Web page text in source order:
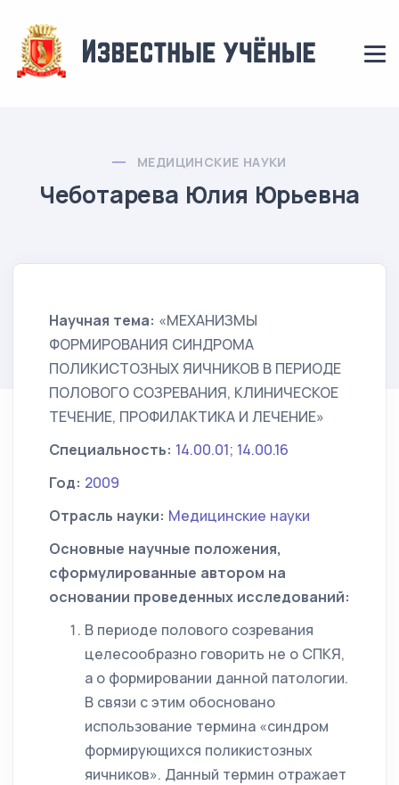
МЕДИЦИНСКИЕ НАУКИ
Чеботарева Юлия Юрьевна
Научная тема: «МЕХАНИЗМЫ
ФОРМИРОВАНИЯ СИНДРОМА
ПОЛИКИСТОЗНЫХ ЯИЧНИКОВ В ПЕРИОДЕ
ПОЛОВОГО СОЗРЕВАНИЯ, КЛИНИЧЕСКОЕ
ТЕЧЕНИЕ, ПРОФИЛАКТИКА И ЛЕЧЕНИЕ»
Специальность: 14.00.01; 14.00.16
Год: 2009
Отрасль науки: Медицинские науки
Основные научные положения,
сформулированные автором на
основании проведенных исследований:
В периоде полового созревания
целесообразно говорить не о СПКЯ,
а о формировании данной патологии.
В связи с этим обосновано
использование термина «синдром
формирующихся поликистозных
яичников». Данный термин отражает